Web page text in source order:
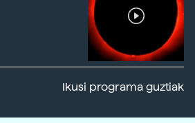
Ikusi programa guztiak